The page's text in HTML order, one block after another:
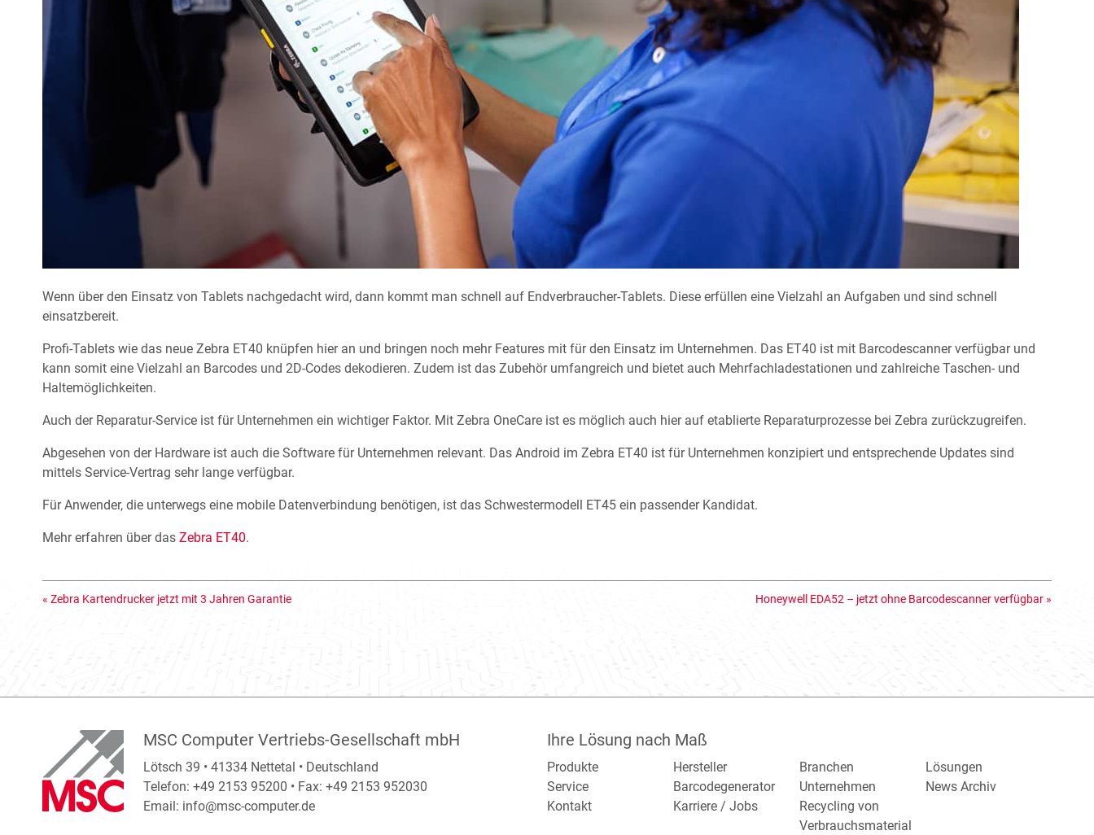
Wenn über den Einsatz von Tablets nachgedacht wird, dann kommt man schnell auf Endverbraucher-Tablets. Diese erfüllen eine Vielzahl an Aufgaben und sind schnell
einsatzbereit.
Profi-Tablets wie das neue Zebra ET40 knüpfen hier an und bringen noch mehr Features mit für den Einsatz im Unternehmen. Das ET40 ist mit Barcodescanner verfügbar und
kann somit eine Vielzahl an Barcodes und 2D-Codes dekodieren. Zudem ist das Zubehör umfangreich und bietet auch Mehrfachladestationen und zahlreiche Taschen- und
Haltemöglichkeiten.
Auch der Reparatur-Service ist für Unternehmen ein wichtiger Faktor. Mit Zebra OneCare ist es möglich auch hier auf etablierte Reparaturprozesse bei Zebra zurückzugreifen.
Abgesehen von der Hardware ist auch die Software für Unternehmen relevant. Das Android im Zebra ET40 ist für Unternehmen konzipiert und entsprechende Updates sind
mittels Service-Vertrag sehr lange verfügbar.
Für Anwender, die unterwegs eine mobile Datenverbindung benötigen, ist das Schwestermodell ET45 ein passender Kandidat.
Mehr erfahren über das Zebra ET40.
« Zebra Kartendrucker jetzt mit 3 Jahren Garantie Honeywell EDA52 – jetzt ohne Barcodescanner verfügbar »
MSC Computer Vertriebs-Gesellschaft mbH
Lötsch 39 • 41334 Nettetal • Deutschland
Telefon: +49 2153 95200 • Fax: +49 2153 952030
Email: info@msc-computer.de
Ihre Lösung nach Maß
Produkte Hersteller Branchen
Lösungen
Service
Barcodegenerator Unternehmen
News Archiv
Kontakt
Karriere / Jobs
Recycling von
Verbrauchsmaterial